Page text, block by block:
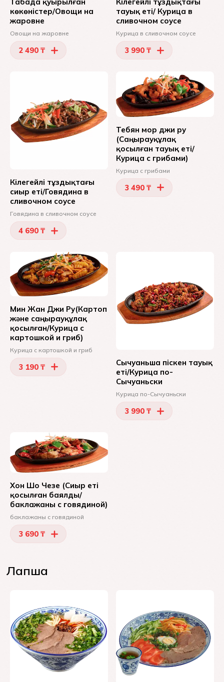
көкөністер/Овощи на
жаровне
Овощи на жаровне
2 490 ₸
тауық еті/ Курица в
сливочном соусе
Курица в сливочном соусе
3 990 ₸
Кілегейлі тұздықтағы
сиыр еті/Говядина в
сливочном соусе
Говядина в сливочном соусе
4 690 ₸
Тебян мор джи ру
(Саңырауқұлақ
қосылған тауық еті/
Курица с грибами)
Курица с грибами
3 490 ₸
Мин Жан Джи Ру(Картоп
және саңырауқұлақ
қосылған/Курица с
картошкой и гриб)
Курица с картошкой и гриб
3 190 ₸
Сычуаньша піскен тауық
еті/Курица по-
Сычуаньски
Курица по-Сычуаньски
3 990 ₸
Хон Шо Чезе (Сиыр еті
қосылған баялды/
баклажаны с говядиной)
баклажаны с говядиной
3 690 ₸
Лапша